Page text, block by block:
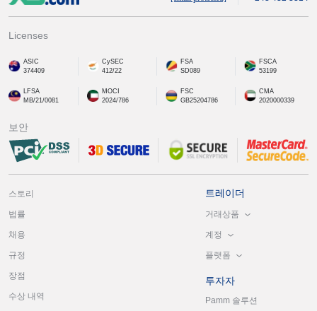
Licenses
ASIC
374409
CySEC
412/22
FSA
SD089
FSCA
53199
LFSA
MB/21/0081
MOCI
2024/786
FSC
GB25204786
CMA
2020000339
보안
스토리
법률
채용
규정
장점
수상 내역
트레이더
거래상품
계정
플랫폼
투자자
Pamm 솔루션